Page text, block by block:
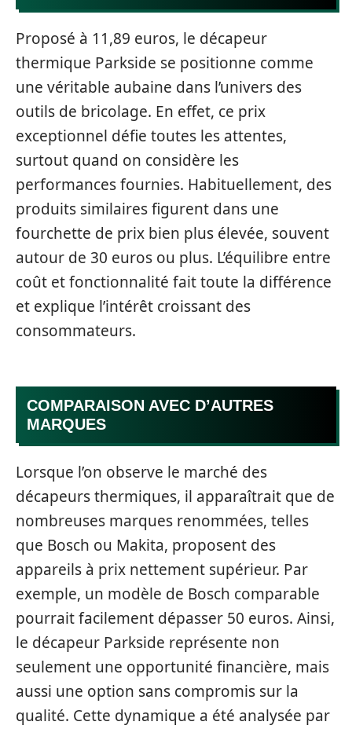
Proposé à 11,89 euros, le décapeur
thermique Parkside se positionne comme
une véritable aubaine dans l’univers des
outils de bricolage. En effet, ce prix
exceptionnel défie toutes les attentes,
surtout quand on considère les
performances fournies. Habituellement, des
produits similaires figurent dans une
fourchette de prix bien plus élevée, souvent
autour de 30 euros ou plus. L’équilibre entre
coût et fonctionnalité fait toute la différence
et explique l’intérêt croissant des
consommateurs.
COMPARAISON AVEC D’AUTRES
MARQUES
Lorsque l’on observe le marché des
décapeurs thermiques, il apparaîtrait que de
nombreuses marques renommées, telles
que Bosch ou Makita, proposent des
appareils à prix nettement supérieur. Par
exemple, un modèle de Bosch comparable
pourrait facilement dépasser 50 euros. Ainsi,
le décapeur Parkside représente non
seulement une opportunité financière, mais
aussi une option sans compromis sur la
qualité. Cette dynamique a été analysée par